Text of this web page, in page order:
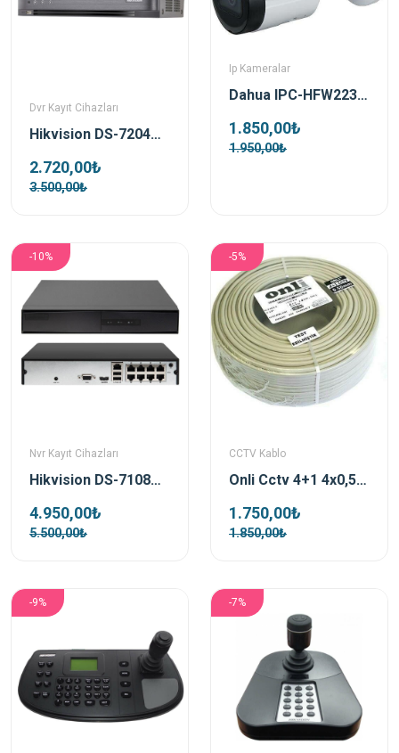
Dvr Kayıt Cihazları
Hikvision DS-7204HUHI-K1 4 Kanal 5mp DVR Kayıt Cihazı
2.720,00₺
3.500,00₺
Ip Kameralar
Dahua IPC-HFW2231S-S-0360B-S2 2mp 3.6mm Starlight Ir Bullet Poe Ip Kamera
1.850,00₺
1.950,00₺
-10%
Nvr Kayıt Cihazları
Hikvision DS-7108NI-Q1/8P/M 8 Kanal Poe Nvr Kayıt Cihazı
4.950,00₺
5.500,00₺
-5%
CCTV Kablo
Onli Cctv 4+1 4x0,50 Mm Kamera Kablosu 100 Metre
1.750,00₺
1.850,00₺
-9% -7%